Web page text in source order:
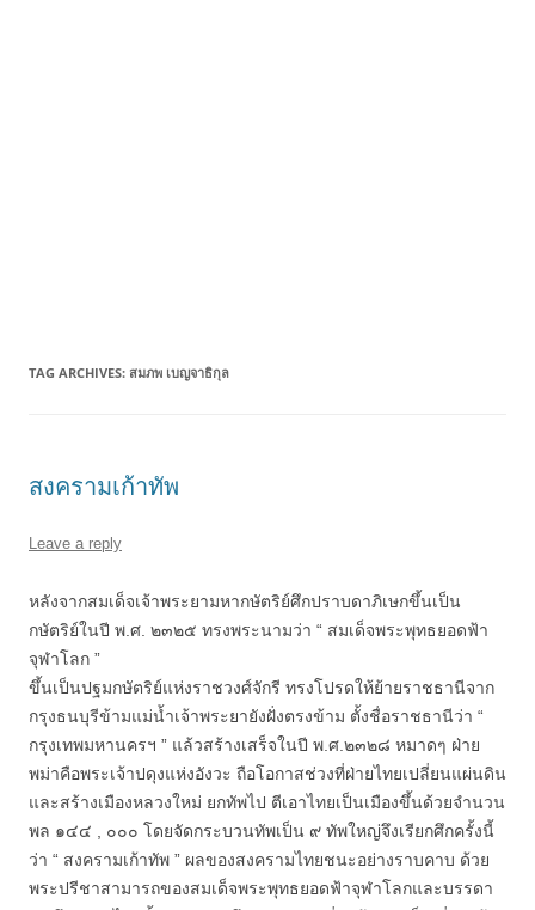
TAG ARCHIVES: สมภพ เบญจาธิกุล
สงครามเก้าทัพ
Leave a reply
หลังจากสมเด็จเจ้าพระยามหากษัตริย์ศึกปราบดาภิเษกขึ้นเป็น
กษัตริย์ในปี พ.ศ. ๒๓๒๕ ทรงพระนามว่า “ สมเด็จพระพุทธยอดฟ้า
จุฬาโลก ”
ขึ้นเป็นปฐมกษัตริย์แห่งราชวงศ์จักรี ทรงโปรดให้ย้ายราชธานีจาก
กรุงธนบุรีข้ามแม่น้ำเจ้าพระยายังฝั่งตรงข้าม ตั้งชื่อราชธานีว่า “
กรุงเทพมหานครฯ ” แล้วสร้างเสร็จในปี พ.ศ.๒๓๒๘ หมาดๆ ฝ่าย
พม่าคือพระเจ้าปดุงแห่งอังวะ ถือโอกาสช่วงที่ฝ่ายไทยเปลี่ยนแผ่นดิน
และสร้างเมืองหลวงใหม่ ยกทัพไป ตีเอาไทยเป็นเมืองขึ้นด้วยจำนวน
พล ๑๔๔ , ๐๐๐ โดยจัดกระบวนทัพเป็น ๙ ทัพใหญ่จึงเรียกศึกครั้งนี้
ว่า “ สงครามเก้าทัพ ” ผลของสงครามไทยชนะอย่างราบคาบ ด้วย
พระปรีชาสามารถของสมเด็จพระพุทธยอดฟ้าจุฬาโลกและบรรดา